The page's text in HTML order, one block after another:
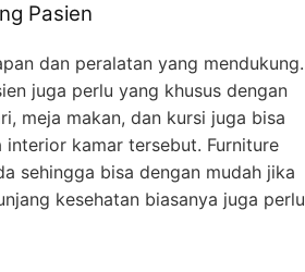
Pasien
dan peralatan yang mendukung.
juga perlu yang khusus dengan
meja makan, dan kursi juga bisa
interior kamar tersebut. Furniture
sehingga bisa dengan mudah jika
kesehatan biasanya juga perlu